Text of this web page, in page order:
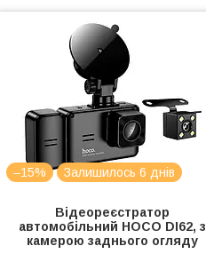
–15% Залишилось 6 днів
Відеореєстратор
автомобільний HOCO DI62, з
камерою заднього огляду